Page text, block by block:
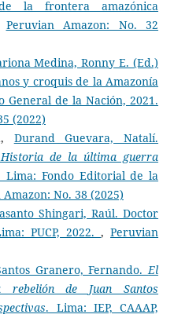
la frontera amazónica
Peruvian Amazon: No. 32
Medina, Ronny E. (Ed.)
y croquis de la Amazonía
General de la Nación, 2021.
(2022)
Durand Guevara, Natalí.
Historia de la última guerra
Lima: Fondo Editorial de la
No. 38 (2025)
Shingari, Raúl. Doctor
PUCP, 2022.,Peruvian
Granero, Fernando.El
rebelión de Juan Santos
. Lima: IEP, CAAAP,